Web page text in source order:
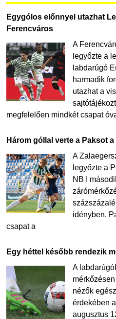
Egygólos előnnyel utazhat
Ferencváros
A
legyőzte a
labdarúgó
harmadik
utazhat a
megfelelően mindkét csapat
Három góllal verte a Paksot
A
legyőzte a
NB I
idényben.
csapat a
Egy héttel később rendezik
A
nézők
érdekében
augusztus